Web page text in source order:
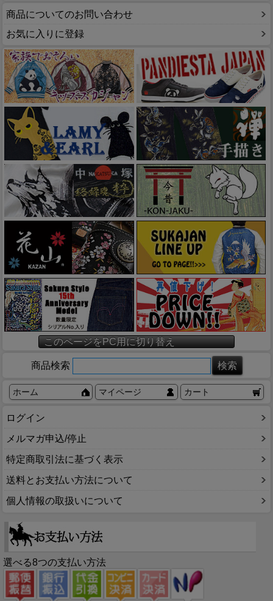
商品についてのお問い合わせ
お気に入りに登録
このページをPC用に切り替え
商品検索
ホーム マイページ カート
ログイン
メルマガ申込/停止
特定商取引法に基づく表示
送料とお支払い方法について
個人情報の取扱いについて
選べる8つの支払い方法